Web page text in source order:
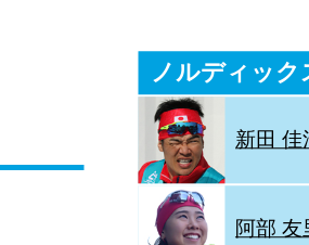
ノルディック
新田 佳
阿部 友